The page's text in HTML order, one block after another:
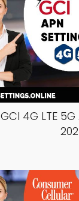
GCI 4G LTE